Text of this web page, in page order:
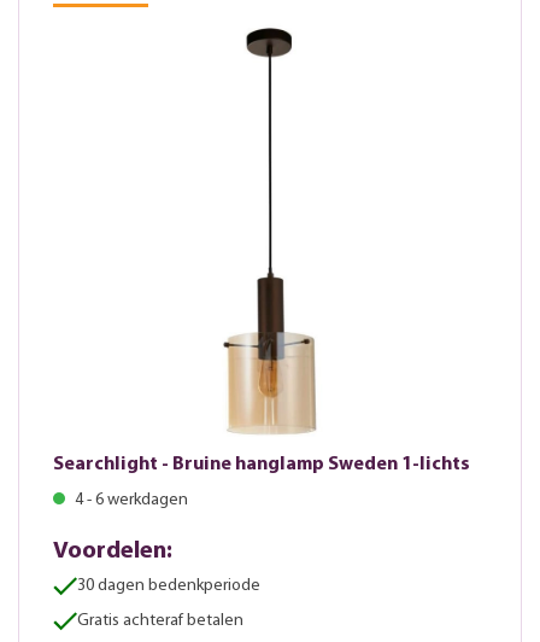
Searchlight - Bruine hanglamp Sweden 1-lichts
4 - 6 werkdagen
Voordelen:
30 dagen bedenkperiode
Gratis achteraf betalen